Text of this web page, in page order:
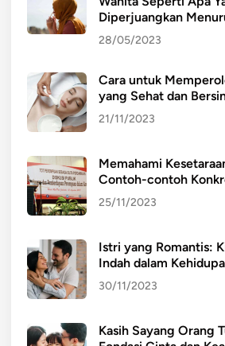
Diperjuangkan
28/05/2023
Cara untuk
yang Sehat dan
21/11/2023
Memahami
Contoh-contoh
25/11/2023
Istri yang Romantis:
Indah dalam
30/11/2023
Kasih Sayang Orang